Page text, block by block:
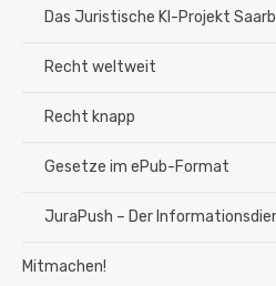
Das Juristische KI-Projekt
Recht weltweit
Recht knapp
Gesetze im ePub-Format
JuraPush – Der
Mitmachen!